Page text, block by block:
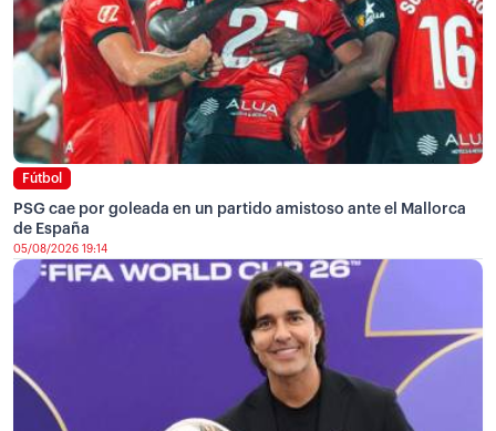
Fútbol
PSG cae por goleada en un partido amistoso ante el Mallorca
de España
05/08/2026 19:14